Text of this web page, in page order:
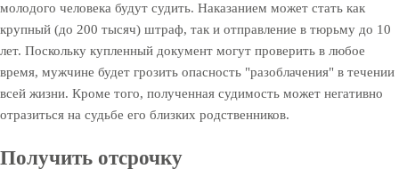
молодого человека будут судить. Наказанием может стать как
крупный (до 200 тысяч) штраф, так и отправление в тюрьму до 10
лет. Поскольку купленный документ могут проверить в любое
время, мужчине будет грозить опасность "разоблачения" в течении
всей жизни. Кроме того, полученная судимость может негативно
отразиться на судьбе его близких родственников.
Получить отсрочку